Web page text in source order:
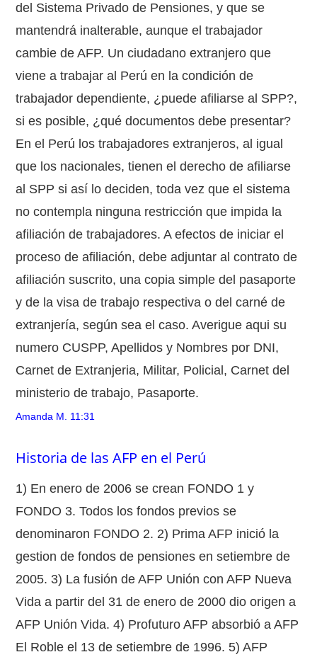
del Sistema Privado de Pensiones, y que se
mantendrá inalterable, aunque el trabajador
cambie de AFP. Un ciudadano extranjero que
viene a trabajar al Perú en la condición de
trabajador dependiente, ¿puede afiliarse al SPP?,
si es posible, ¿qué documentos debe presentar?
En el Perú los trabajadores extranjeros, al igual
que los nacionales, tienen el derecho de afiliarse
al SPP si así lo deciden, toda vez que el sistema
no contempla ninguna restricción que impida la
afiliación de trabajadores. A efectos de iniciar el
proceso de afiliación, debe adjuntar al contrato de
afiliación suscrito, una copia simple del pasaporte
y de la visa de trabajo respectiva o del carné de
extranjería, según sea el caso. Averigue aqui su
numero CUSPP, Apellidos y Nombres por DNI,
Carnet de Extranjeria, Militar, Policial, Carnet del
ministerio de trabajo, Pasaporte.
Amanda M. 11:31
Historia de las AFP en el Perú
1) En enero de 2006 se crean FONDO 1 y
FONDO 3. Todos los fondos previos se
denominaron FONDO 2. 2) Prima AFP inició la
gestion de fondos de pensiones en setiembre de
2005. 3) La fusión de AFP Unión con AFP Nueva
Vida a partir del 31 de enero de 2000 dio origen a
AFP Unión Vida. 4) Profuturo AFP absorbió a AFP
El Roble el 13 de setiembre de 1996. 5) AFP